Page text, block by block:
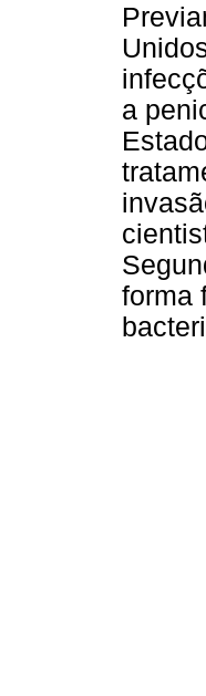
a
forma